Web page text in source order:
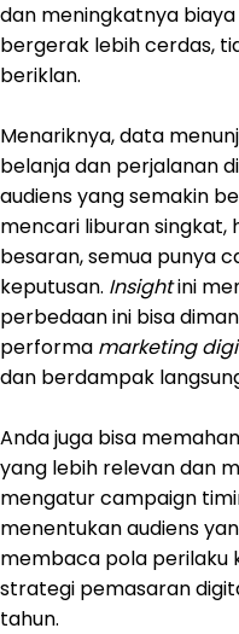
dan meningkatnya
bergerak lebih cerdas,
beriklan.
Menariknya, data
belanja dan perjalanan
audiens yang semakin
mencari liburan
besaran, semua punya
keputusan. Insightini
perbedaan ini bisa
performa marketing
dan berdampak
Anda juga bisa
yang lebih relevan dan
mengatur campaign
menentukan audiens
membaca pola perilaku
strategi pemasaran
tahun.